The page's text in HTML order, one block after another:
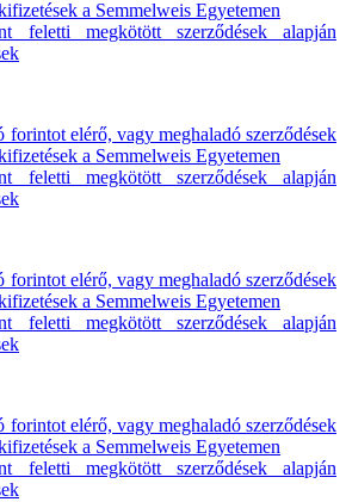
a Semmelweis Egyetemen
feletti megkötött szerződések alapján
elérő, vagy meghaladó szerződések
a Semmelweis Egyetemen
feletti megkötött szerződések alapján
elérő, vagy meghaladó szerződések
a Semmelweis Egyetemen
feletti megkötött szerződések alapján
elérő, vagy meghaladó szerződések
a Semmelweis Egyetemen
feletti megkötött szerződések alapján